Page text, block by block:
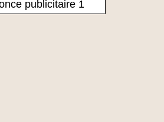
publicitaire 1